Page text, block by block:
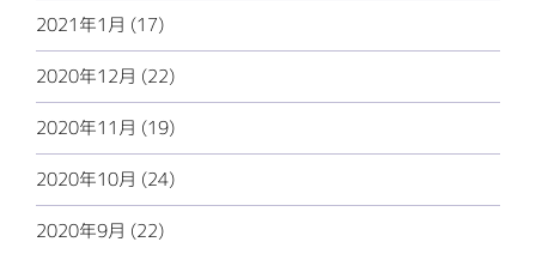
2021年1月 (17)
2020年12月 (22)
2020年11月 (19)
2020年10月 (24)
2020年9月 (22)